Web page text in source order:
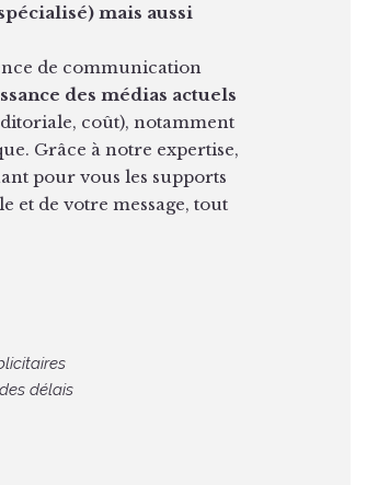
mais aussi
de communication
des médias actuels
coût), notamment
Grâce à notre expertise,
pour vous les supports
et de votre message, tout
délais